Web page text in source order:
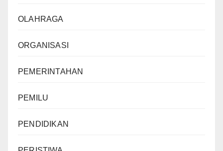
OLAHRAGA
ORGANISASI
PEMERINTAHAN
PEMILU
PENDIDIKAN